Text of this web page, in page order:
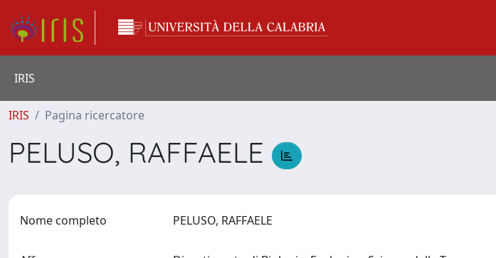
IRIS
IRIS Pagina ricercatore
PELUSO, RAFFAELE
Nome completo PELUSO, RAFFAELE